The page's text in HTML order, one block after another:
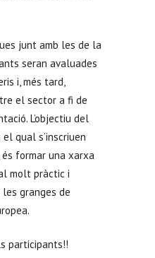
junt amb les de la
seran avaluades
i, més tard,
el sector a fi de
L’objectiu del
qual s’inscriuen
formar una xarxa
molt pràctic i
granges de
participants!!